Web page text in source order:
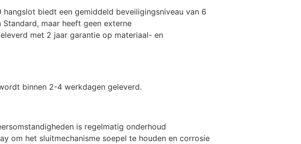
biedt een gemiddeld beveiligingsniveau van 6
maar heeft geen externe
met 2 jaar garantie op materiaal- en
binnen 2-4 werkdagen geleverd.
is regelmatig onderhoud
om het sluitmechanisme soepel te houden en corrosie